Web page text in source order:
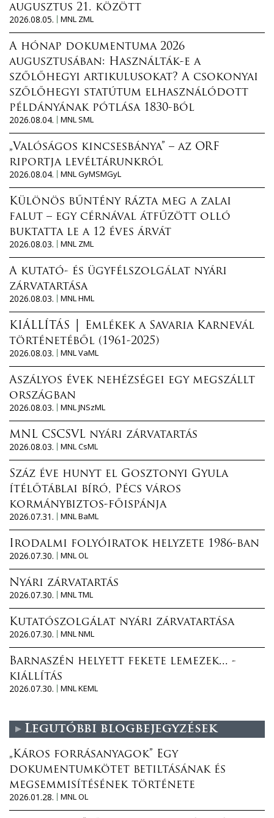
augusztus 21. között
2026.08.05.
MNL ZML
A hónap dokumentuma 2026
augusztusában: Használták-e a
szőlőhegyi artikulusokat? A csokonyai
szőlőhegyi statútum elhasználódott
példányának pótlása 1830-ból
2026.08.04.
MNL SML
„Valóságos kincsesbánya” – az ORF
riportja levéltárunkról
2026.08.04.
MNL GyMSMGyL
Különös bűntény rázta meg a zalai
falut – egy cérnával átfűzött olló
buktatta le a 12 éves árvát
2026.08.03.
MNL ZML
A kutató- és ügyfélszolgálat nyári
zárvatartása
2026.08.03.
MNL HML
KIÁLLÍTÁS │ Emlékek a Savaria Karnevál
történetéből (1961-2025)
2026.08.03.
MNL VaML
Aszályos évek nehézségei egy megszállt
országban
2026.08.03.
MNL JNSzML
MNL CSCSVL nyári zárvatartás
2026.08.03.
MNL CsML
Száz éve hunyt el Gosztonyi Gyula
ítélőtáblai bíró, Pécs város
kormánybiztos-főispánja
2026.07.31.
MNL BaML
Irodalmi folyóiratok helyzete 1986-ban
2026.07.30.
MNL OL
Nyári zárvatartás
2026.07.30.
MNL TML
Kutatószolgálat nyári zárvatartása
2026.07.30.
MNL NML
Barnaszén helyett fekete lemezek... -
kiállítás
2026.07.30.
MNL KEML
Legutóbbi blogbejegyzések
„Káros forrásanyagok” Egy
dokumentumkötet betiltásának és
megsemmisítésének története
2026.01.28.
MNL OL